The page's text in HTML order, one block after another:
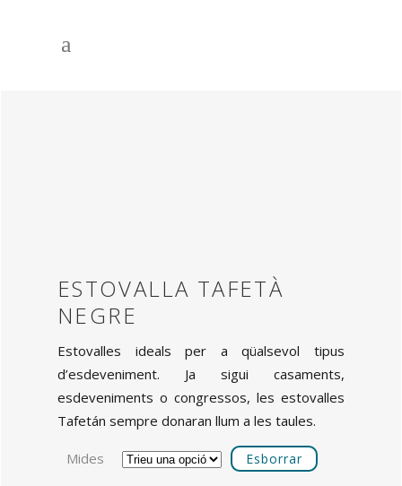
ESTOVALLA TAFETÀ
NEGRE
Estovalles ideals per a qüalsevol tipus
d’esdeveniment. Ja sigui casaments,
esdeveniments o congressos, les estovalles
Tafetán sempre donaran llum a les taules.
Mides Esborrar